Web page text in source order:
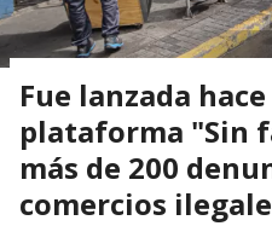
Fue lanzada
plataforma "Sin
más de 200
comercios